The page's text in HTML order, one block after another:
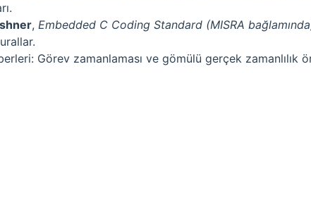
, Embedded C Coding Standard (MISRA
Görev zamanlaması ve gömülü gerçek zamanlılık